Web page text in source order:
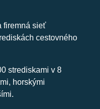
firemná sieť
cestovného
strediskami v 8
horskými